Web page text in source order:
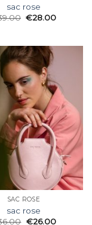
sac rose
€28.00
SAC ROSE
sac rose
€26.00